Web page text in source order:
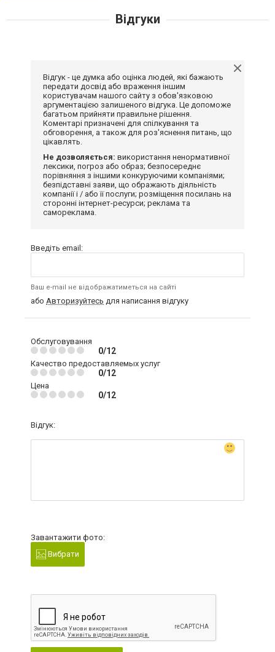
Відгуки
Відгук - це думка або оцінка людей, які бажають
передати досвід або враження іншим
користувачам нашого сайту з обов'язковою
аргументацією залишеного відгука. Це допоможе
багатьом прийняти правильне рішення.
Коментарі призначені для спілкування та
обговорення, а також для роз'яснення питань, що
цікавлять.
Не дозволяється: використання ненормативної
лексики, погроз або образ; безпосереднє
порівняння з іншими конкуруючими компаніями;
безпідставні заяви, що ображають діяльність
компанії і / або її послуги; розміщення посилань на
сторонні інтернет-ресурси; реклама та
самореклама.
Введіть email:
Ваш e-mail не відображатиметься на сайті
або Авторизуйтесь для написання відгуку
Обслуговування
0/12
Качество предоставляемых услуг
0/12
Цена
0/12
Відгук:
Завантажити фото:
Вибрати